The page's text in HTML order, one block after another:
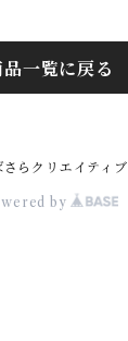
品一覧に戻る
らクリエイティブ
by